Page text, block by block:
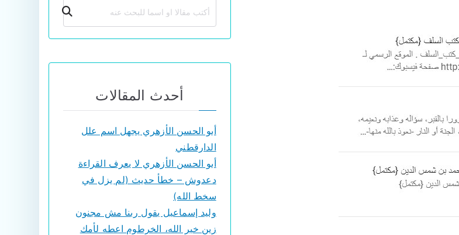
بحث
أحدث المقالات
أبو الحسن الأزهري يجهل اسم علل
الدارقطني
أبو الحسن الأزهري لا يعرف القراءة
دعدوش – خطأ حديث (لم يزل في
سخط الله)
وليد إسماعيل يقول ربنا مش مجنون
زين خير الله، الخرطوم اعطه لأمك